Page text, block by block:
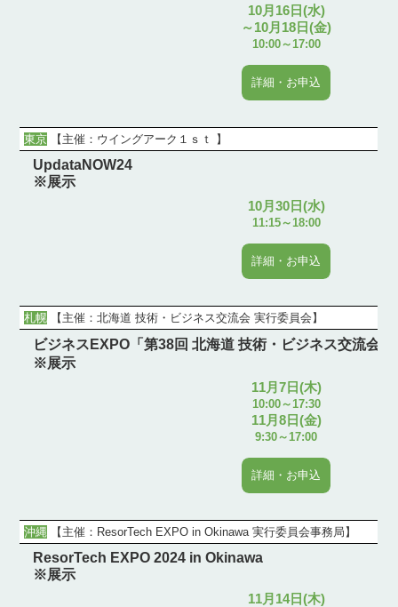
10月16日(水)
～10月18日(金)
10:00～17:00
詳細・お申込
東京 【 主催：ウイングアーク１ｓｔ 】
UpdataNOW24
※展示
10月30日(水)
11:15～18:00
詳細・お申込
札幌 【 主催：北海道 技術・ビジネス交流会 実行委員会 】
ビジネスEXPO「第38回 北海道 技術・ビジネス交流会」
※展示
11月7日(木)
10:00～17:30
11月8日(金)
9:30～17:00
詳細・お申込
沖縄 【 主催：ResorTech EXPO in Okinawa 実行委員会事務局 】
ResorTech EXPO 2024 in Okinawa
※展示
11月14日(木)